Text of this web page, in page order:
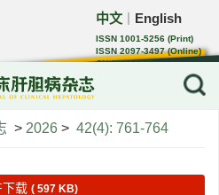
中文 English
ISSN 1001-5256 (Print)
ISSN 2097-3497 (Online)
CN 22-1108/R
> 2026 > 42(4): 761-764
下载 ( 597 KB)